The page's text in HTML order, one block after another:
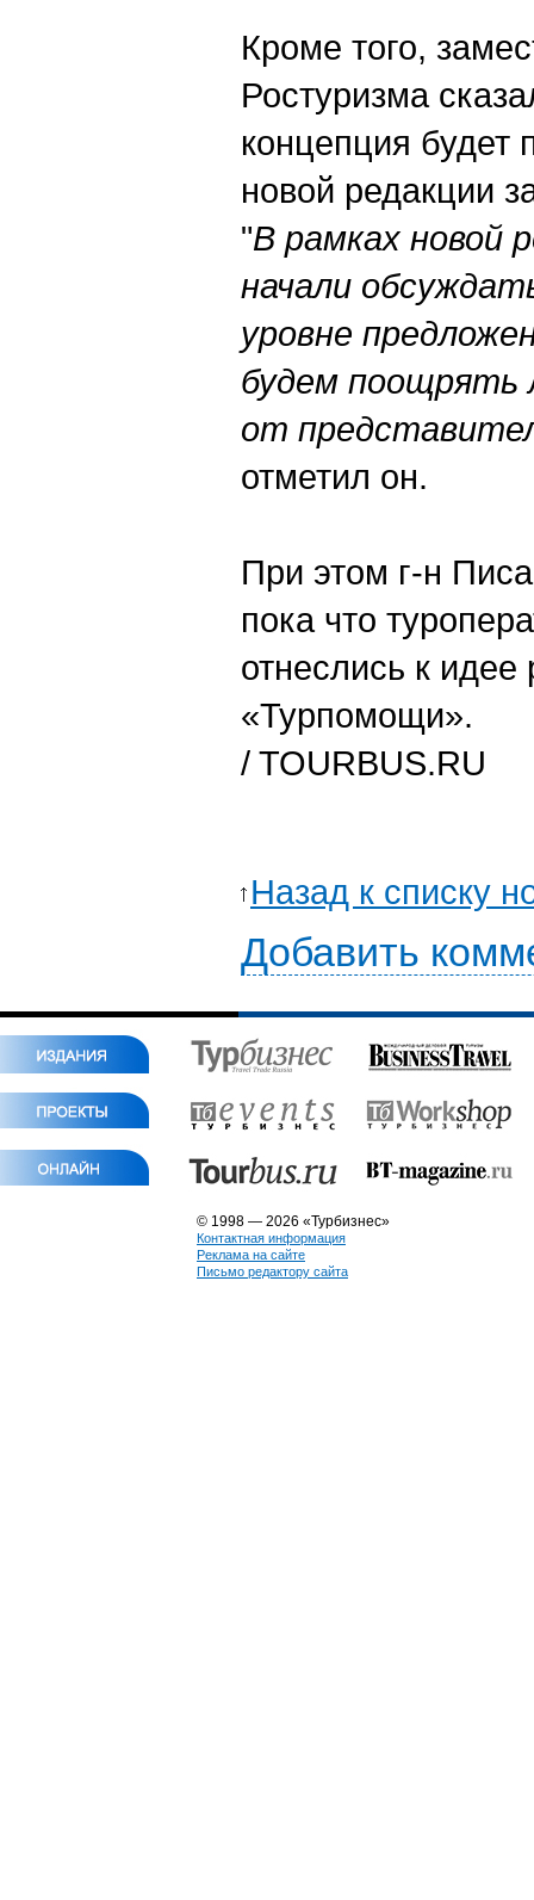
Кроме того,
Ростуризма
концепция будет
новой редакции
"В рамках новой
начали
уровне
будем поощрять
от
отметил он.
При этом г-н
пока что
отнеслись к
«Турпомощи».
/ TOURBUS.RU
Назад к списку
Добавить
© 1998 — 2026 «Турбизнес»
Контактная информация
Реклама на сайте
Письмо редактору сайта